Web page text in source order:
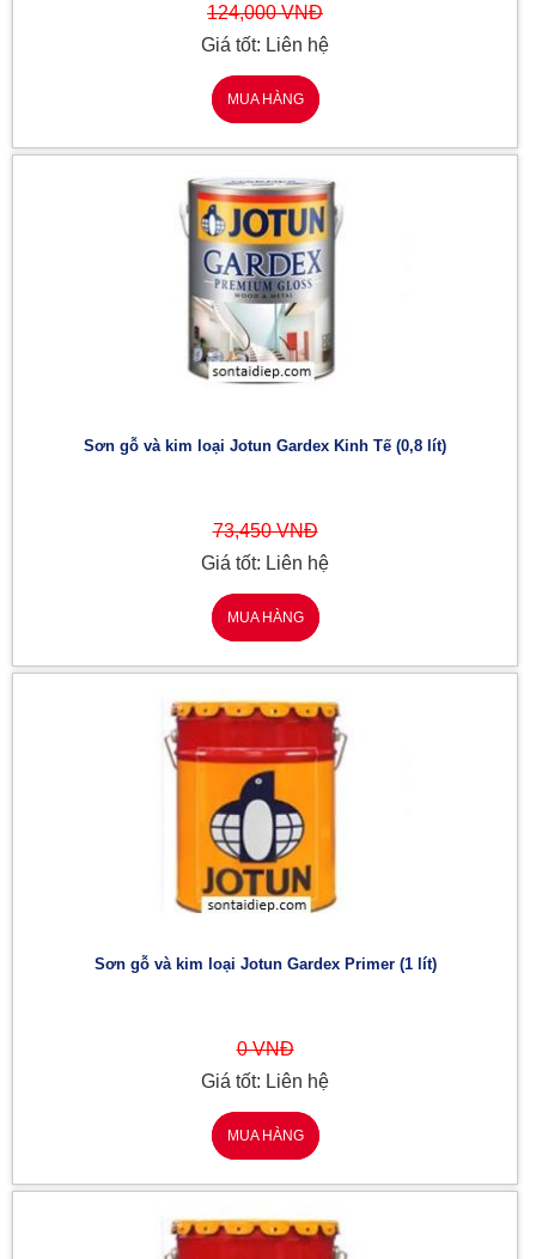
124,000 VNĐ
Giá tốt: Liên hệ
MUA HÀNG
Sơn gỗ và kim loại Jotun Gardex Kinh Tế (0,8 lít)
73,450 VNĐ
Giá tốt: Liên hệ
MUA HÀNG
Sơn gỗ và kim loại Jotun Gardex Primer (1 lít)
0 VNĐ
Giá tốt: Liên hệ
MUA HÀNG